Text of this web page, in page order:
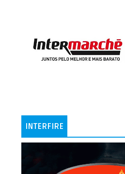
INTERFIRE